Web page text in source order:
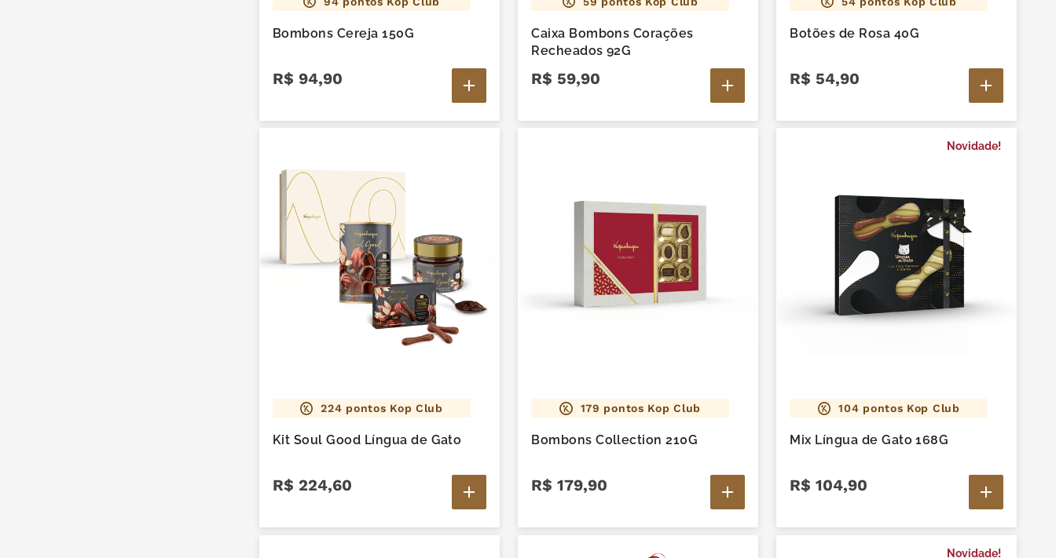
Bombons Cereja 150G
R$ 94,90
Caixa Bombons Corações
Recheados 92G
R$ 59,90
Botões de Rosa 40G
R$ 54,90
224 pontos Kop Club
Kit Soul Good Língua de Gato
R$ 224,60
179 pontos Kop Club
Bombons Collection 210G
R$ 179,90
Novidade!
104 pontos Kop Club
Mix Língua de Gato 168G
R$ 104,90
Novidade!